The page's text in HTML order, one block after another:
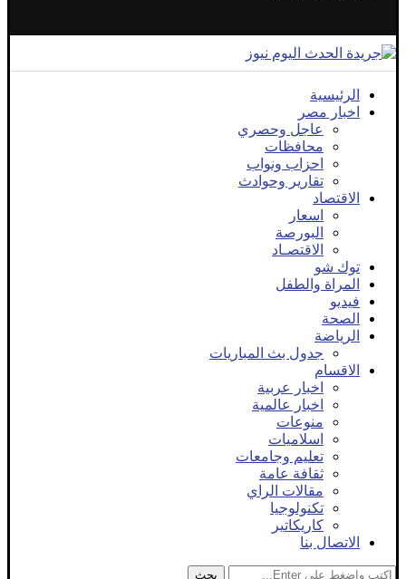
الرئيسية
اخبار مصر
عاجل وحصري
محافظات
احزاب ونواب
تقارير وحوادث
الاقتصاد
اسعار
البورصة
الاقتصـاد
توك شو
المراة والطفل
فيديو
الصحة
الرياضة
جدول بث المباريات
الاقسام
اخبار عربية
اخبار عالمية
منوعات
اسلاميات
تعليم وجامعات
ثقافة عامة
مقالات الراي
تكنولوجيا
كاريكاتير
الاتصال بنا
بحث